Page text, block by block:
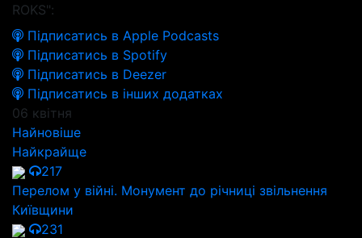
ROKS":
Підписатись в Apple Podcasts
Підписатись в Spotify
Підписатись в Deezer
Підписатись в інших додатках
06 квітня
Найновіше
Найкрайще
217
Перелом у війні. Монумент до річниці звільнення
Київщини
231